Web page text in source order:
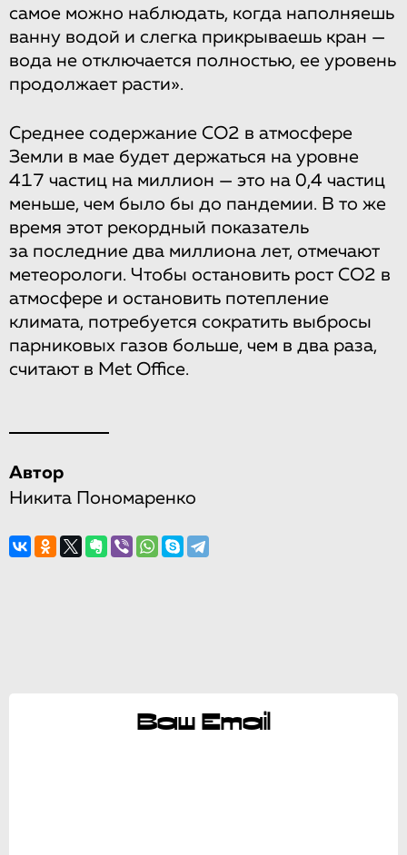
самое можно наблюдать, когда наполняешь
ванну водой и слегка прикрываешь кран —
вода не отключается полностью, ее уровень
продолжает расти».
Среднее содержание CO2 в атмосфере
Земли в мае будет держаться на уровне
417 частиц на миллион — это на 0,4 частиц
меньше, чем было бы до пандемии. В то же
время этот рекордный показатель
за последние два миллиона лет, отмечают
метеорологи. Чтобы остановить рост CO2 в
атмосфере и остановить потепление
климата, потребуется сократить выбросы
парниковых газов больше, чем в два раза,
считают в Met Office.
Автор
Никита Пономаренко
Ваш Email